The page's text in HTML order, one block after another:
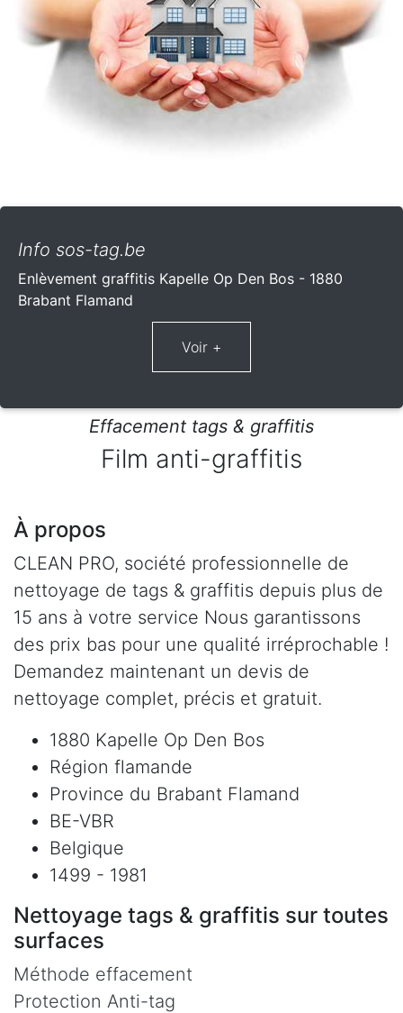
Info sos-tag.be
Enlèvement graffitis Kapelle Op Den Bos - 1880
Brabant Flamand
Effacement tags & graffitis
Film anti-graffitis
À propos
CLEAN PRO, société professionnelle de
nettoyage de tags & graffitis depuis plus de
15 ans à votre service Nous garantissons
des prix bas pour une qualité irréprochable !
Demandez maintenant un devis de
nettoyage complet, précis et gratuit.
1880 Kapelle Op Den Bos
Région flamande
Province du Brabant Flamand
BE-VBR
Belgique
1499 - 1981
Nettoyage tags & graffitis sur toutes
surfaces
Méthode effacement
Protection Anti-tag